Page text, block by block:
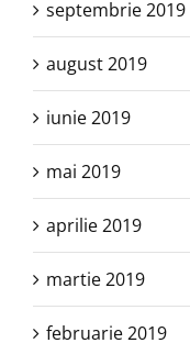
septembrie 2019
august 2019
iunie 2019
mai 2019
aprilie 2019
martie 2019
februarie 2019